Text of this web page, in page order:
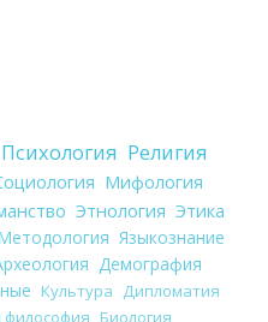
Психология Религия
Мифология
Этнология Этика
Языкознание
Демография
Культура
Дипломатия
философия Биология